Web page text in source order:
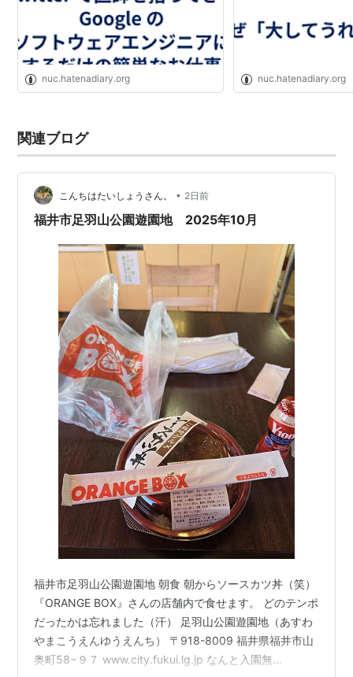
nuc.hatenadiary.org nuc.hatenadiary.org
関連ブログ
こんちはたいしょうさん。 • 2日前
福井市足羽山公園遊園地 2025年10月
福井市足羽山公園遊園地 朝食 朝からソースカツ丼（笑）
『ORANGE BOX』さんの店舗内で食せます。 どのテンポ
だったかは忘れました（汗） 足羽山公園遊園地（あすわ
やまこうえんゆうえんち） 〒918-8009 福井県福井市山
奥町58−９７ www.city.fukui.lg.jp なんと入園無